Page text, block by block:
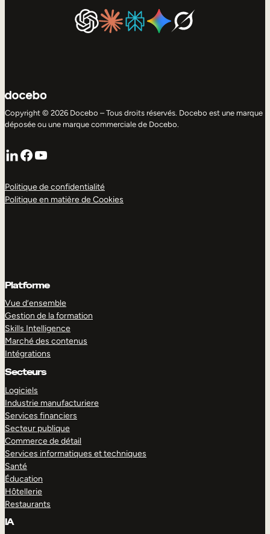
Copyright © 2026 Docebo – Tous droits réservés. Docebo est une marque
déposée ou une marque commerciale de Docebo.
LinkedIn
Facebook
YouTube
Politique de confidentialité
Politique en matière de Cookies
Platforme
Vue d’ensemble
Gestion de la formation
Skills Intelligence
Marché des contenus
Intégrations
Secteurs
Logiciels
Industrie manufacturiere
Services financiers
Secteur publique
Commerce de détail
Services informatiques et techniques
Santé
Éducation
Hôtellerie
Restaurants
IA